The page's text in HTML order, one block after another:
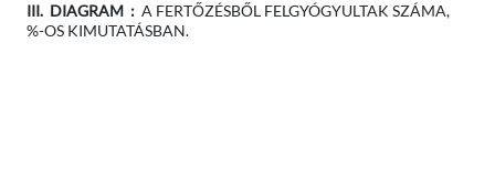
III. DIAGRAM : A FERTŐZÉSBŐL FELGYÓGYULTAK SZÁMA,
%-OS KIMUTATÁSBAN.